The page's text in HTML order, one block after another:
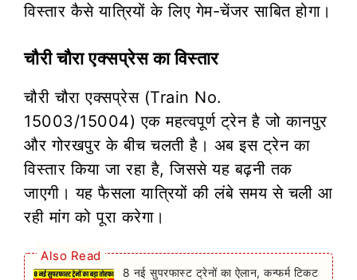
विस्तार कैसे यात्रियों के लिए गेम-चेंजर साबित होगा।
चौरी चौरा एक्सप्रेस का विस्तार
चौरी चौरा एक्सप्रेस (Train No.
15003/15004) एक महत्वपूर्ण ट्रेन है जो कानपुर
और गोरखपुर के बीच चलती है। अब इस ट्रेन का
विस्तार किया जा रहा है, जिससे यह बढ़नी तक
जाएगी। यह फैसला यात्रियों की लंबे समय से चली आ
रही मांग को पूरा करेगा।
Also Read
8 नई सुपरफास्ट ट्रेनों का ऐलान, कन्फर्म टिकट